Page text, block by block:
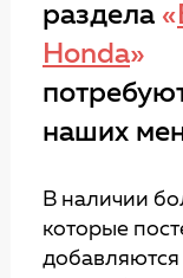
раздела «
Honda»
наших
В наличии
которые
добавляются